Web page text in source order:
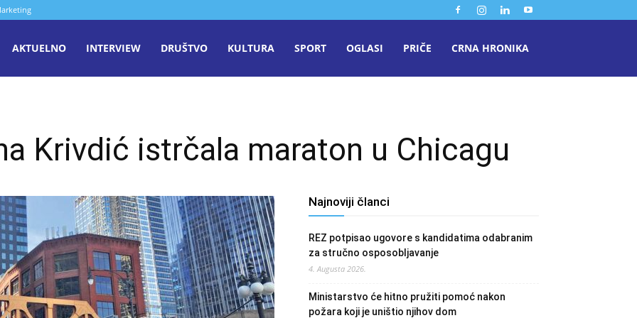
AKTUELNO INTERVIEW DRUŠTVO KULTURA SPORT OGLASI PRIČE CRNA HRONIKA
Krivdić istrčala maraton u Chicagu
Najnoviji članci
REZ potpisao ugovore s kandidatima odabranim
za stručno osposobljavanje
4. Augusta 2026.
Ministarstvo će hitno pružiti pomoć nakon
požara koji je uništio njihov dom